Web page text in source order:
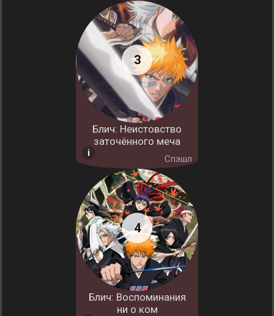
Блич: Неистовство
заточённого меча
Спэшл
Блич: Воспоминания
ни о ком